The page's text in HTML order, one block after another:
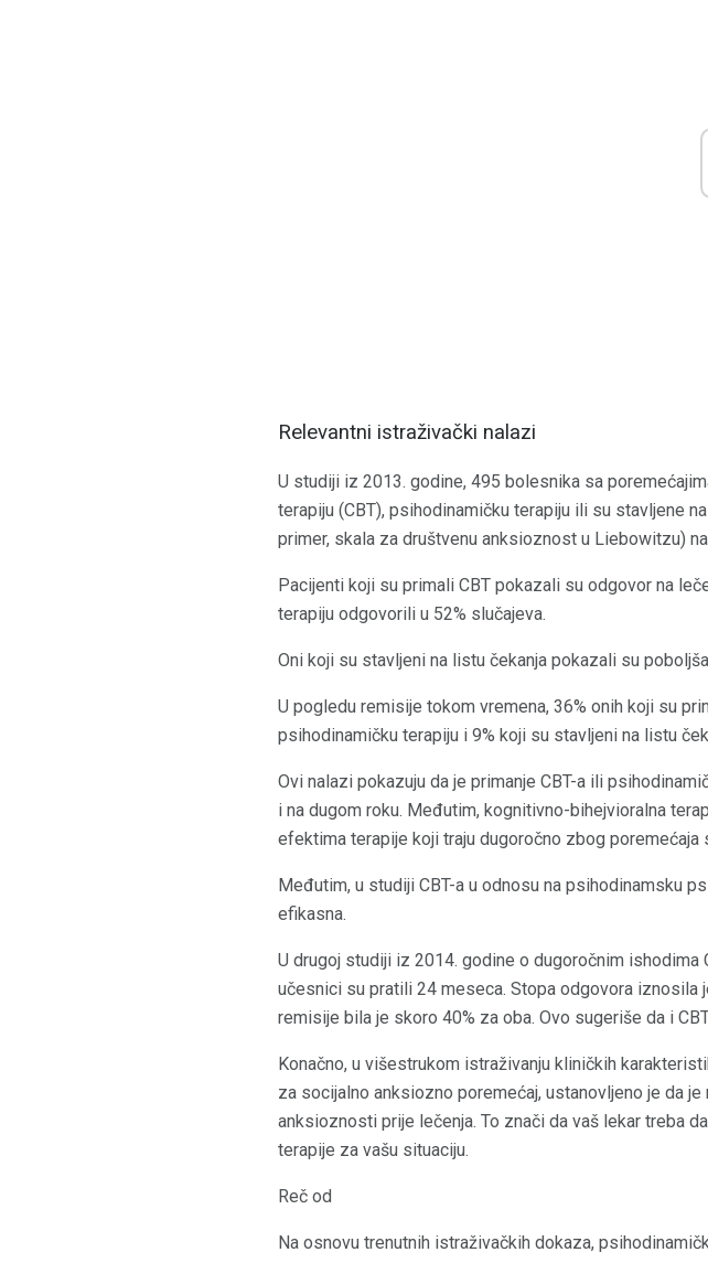
Relevantni istraživački nalazi
U studiji iz 2013. godine, 495 bolesnika sa
terapiju (CBT), psihodinamičku terapiju ili su stavljene
primer, skala za društvenu anksioznost u Liebowitzu)
Pacijenti koji su primali CBT pokazali su odgovor na
terapiju odgovorili u 52% slučajeva.
Oni koji su stavljeni na listu čekanja pokazali su
U pogledu remisije tokom vremena, 36% onih koji su
psihodinamičku terapiju i 9% koji su stavljeni na listu
Ovi nalazi pokazuju da je primanje CBT-a ili
i na dugom roku. Međutim, kognitivno-bihejvioralna
efektima terapije koji traju dugoročno zbog poremećaja
Međutim, u studiji CBT-a u odnosu na psihodinamsku
efikasna.
U drugoj studiji iz 2014. godine o dugoročnim
učesnici su pratili 24 meseca. Stopa odgovora iznosila
remisije bila je skoro 40% za oba. Ovo sugeriše da i
Konačno, u višestrukom istraživanju kliničkih
za socijalno anksiozno poremećaj, ustanovljeno je da
anksioznosti prije lečenja. To znači da vaš lekar treba
terapije za vašu situaciju.
Reč od
Na osnovu trenutnih istraživačkih dokaza,